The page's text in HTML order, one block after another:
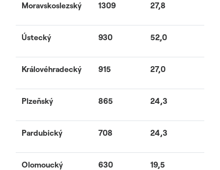
Moravskoslezský 1309 27,8
Ústecký 930 52,0
Královéhradecký 915 27,0
Plzeňský 865 24,3
Pardubický 708 24,3
Olomoucký 630 19,5